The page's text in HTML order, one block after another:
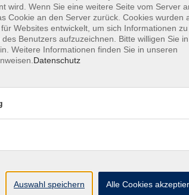
Volkshochschule Ebersberger Land
wird. Wenn Sie eine weitere Seite vom Server
Cookie an den Server zurück. Cookies wurden
Websites entwickelt, um sich Informationen
Benutzers aufzuzeichnen. Bitte willigen Sie
Weitere Informationen finden Sie in unseren
Datenschutz
Auswahl speichern Alle Cookies